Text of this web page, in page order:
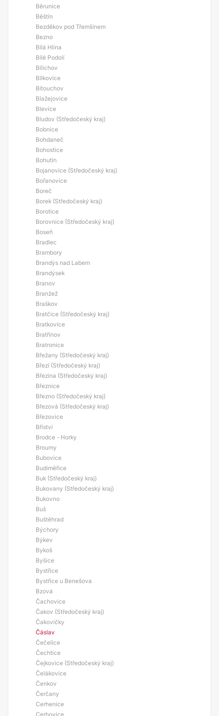
Běrunice
Běštín
Bezděkov pod Třemšínem
Bezno
Bílá Hlína
Bílé Podolí
Bílichov
Bílkovice
Bítouchov
Blažejovice
Blevice
Bludov (Středočeský kraj)
Bobnice
Bohdaneč
Bohostice
Bohutín
Bojanovice (Středočeský kraj)
Bořanovice
Boreč
Borek (Středočeský kraj)
Borotice
Borovnice (Středočeský kraj)
Boseň
Bradlec
Brambory
Brandýs nad Labem
Brandýsek
Branov
Branžež
Braškov
Bratčice (Středočeský kraj)
Bratkovice
Bratřínov
Bratronice
Břežany (Středočeský kraj)
Březí (Středočeský kraj)
Březina (Středočeský kraj)
Březnice
Březno (Středočeský kraj)
Březová (Středočeský kraj)
Březovice
Bříství
Brodce - Horky
Broumy
Bubovice
Budiměřice
Buk (Středočeský kraj)
Bukovany (Středočeský kraj)
Bukovno
Buš
Buštěhrad
Býchory
Býkev
Bykoš
Byšice
Bystřice
Bystřice u Benešova
Bzová
Čachovice
Čakov (Středočeský kraj)
Čakovičky
Čáslav
Čečelice
Čechtice
Čejkovice (Středočeský kraj)
Čelákovice
Čenkov
Čerčany
Cerhenice
Cerhovice